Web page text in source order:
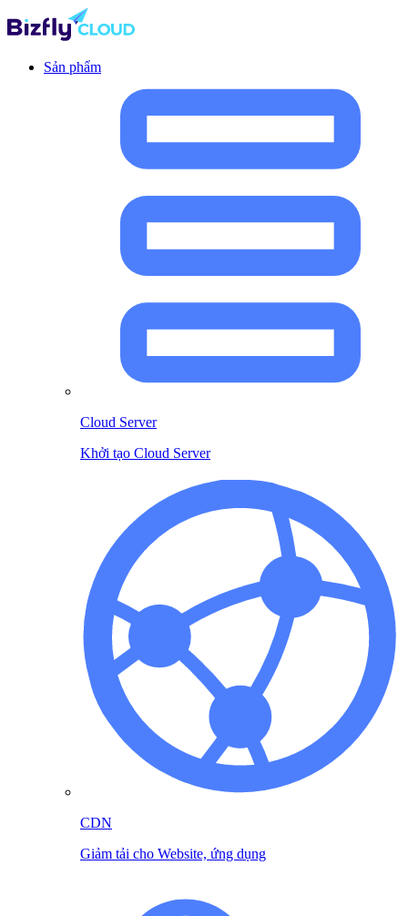
Sản phẩm
Cloud Server
Khởi tạo Cloud Server
CDN
Giảm tải cho Website, ứng dụng